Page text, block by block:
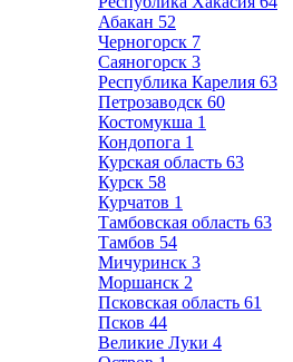
Абакан 52
Черногорск 7
Саяногорск 3
Республика Карелия 63
Петрозаводск 60
Костомукша 1
Кондопога 1
Курская область 63
Курск 58
Курчатов 1
Тамбовская область 63
Тамбов 54
Мичуринск 3
Моршанск 2
Псковская область 61
Псков 44
Великие Луки 4